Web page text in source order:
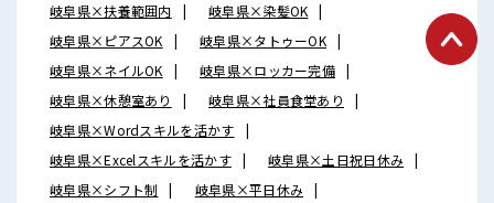
岐阜県×扶養範囲内
岐阜県×染髪OK
岐阜県×ピアスOK
岐阜県×タトゥーOK
岐阜県×ネイルOK
岐阜県×ロッカー完備
岐阜県×休憩室あり
岐阜県×社員食堂あり
岐阜県×Wordスキルを活かす
岐阜県×Excelスキルを活かす
岐阜県×土日祝日休み
岐阜県×シフト制
岐阜県×平日休み